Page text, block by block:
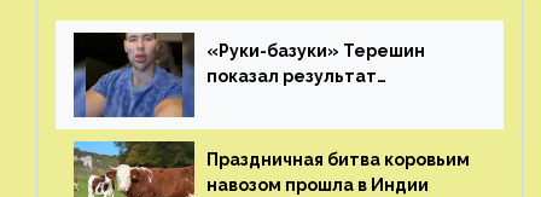
«Руки-базуки» Терешин
показал результат
Праздничная битва коровьим
навозом прошла в Индии